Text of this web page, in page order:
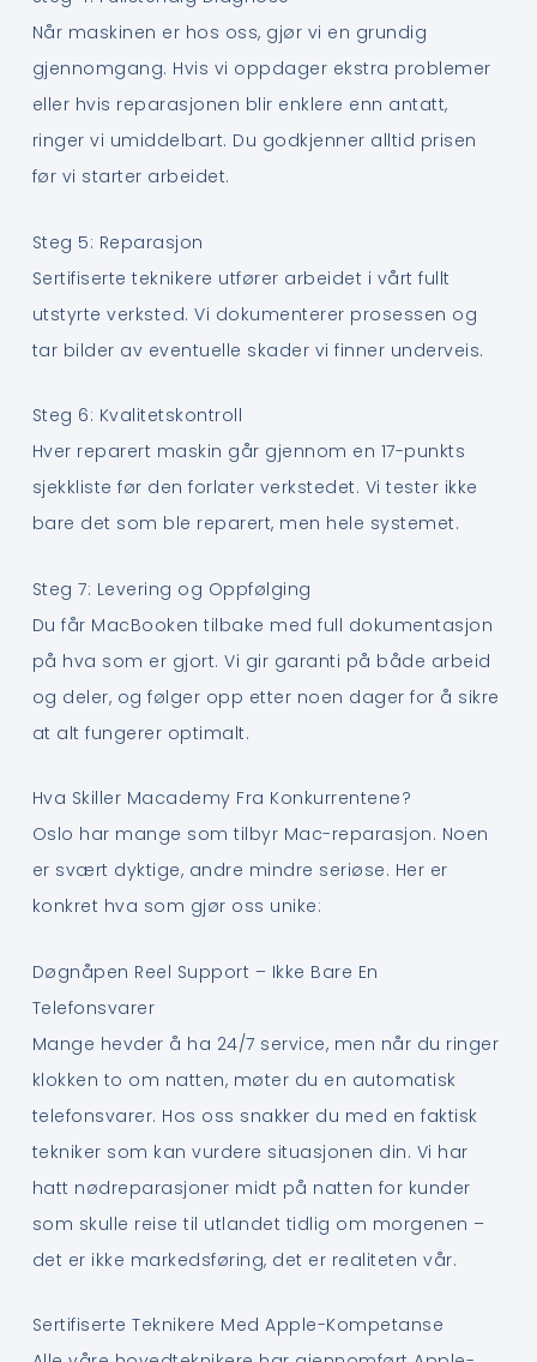
Når maskinen er hos oss, gjør vi en grundig
gjennomgang. Hvis vi oppdager ekstra problemer
eller hvis reparasjonen blir enklere enn antatt,
ringer vi umiddelbart. Du godkjenner alltid prisen
før vi starter arbeidet.
Steg 5: Reparasjon
Sertifiserte teknikere utfører arbeidet i vårt fullt
utstyrte verksted. Vi dokumenterer prosessen og
tar bilder av eventuelle skader vi finner underveis.
Steg 6: Kvalitetskontroll
Hver reparert maskin går gjennom en 17-punkts
sjekkliste før den forlater verkstedet. Vi tester ikke
bare det som ble reparert, men hele systemet.
Steg 7: Levering og Oppfølging
Du får MacBooken tilbake med full dokumentasjon
på hva som er gjort. Vi gir garanti på både arbeid
og deler, og følger opp etter noen dager for å sikre
at alt fungerer optimalt.
Hva Skiller Macademy Fra Konkurrentene?
Oslo har mange som tilbyr Mac-reparasjon. Noen
er svært dyktige, andre mindre seriøse. Her er
konkret hva som gjør oss unike:
Døgnåpen Reel Support – Ikke Bare En
Telefonsvarer
Mange hevder å ha 24/7 service, men når du ringer
klokken to om natten, møter du en automatisk
telefonsvarer. Hos oss snakker du med en faktisk
tekniker som kan vurdere situasjonen din. Vi har
hatt nødreparasjoner midt på natten for kunder
som skulle reise til utlandet tidlig om morgenen –
det er ikke markedsføring, det er realiteten vår.
Sertifiserte Teknikere Med Apple-Kompetanse